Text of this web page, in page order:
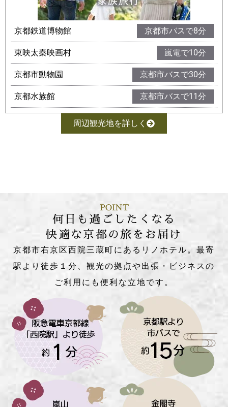
京都鉄道博物館 京都市バスで8分
東映太秦映画村 嵐電で10分
京都市動物園 京都市バスで30分
京都水族館 京都市バスで11分
周辺観光地を詳しく
POINT
何日も過ごしたくなる
快適な京都の旅をお届け
京都市右京区西院三蔵町にあるリノホテル。最寄
駅より徒歩１分、観光の拠点や出張・ビジネスの
ご利用にも便利な立地です。